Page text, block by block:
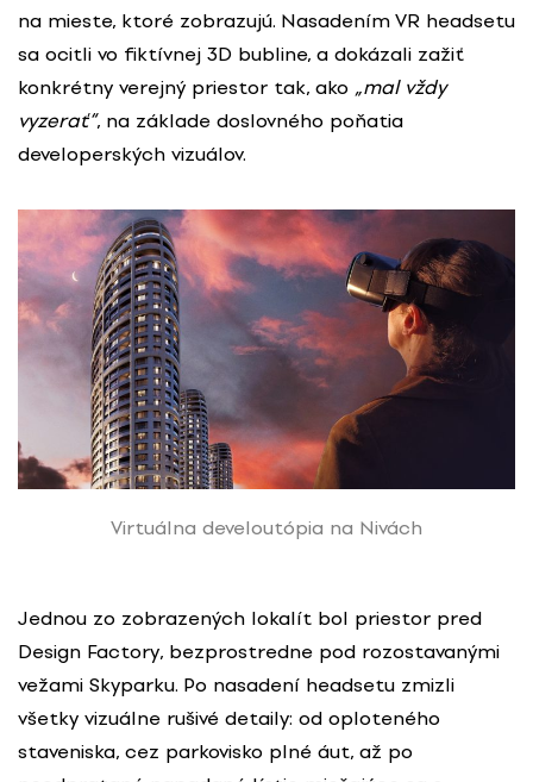
na mieste, ktoré zobrazujú. Nasadením VR headsetu
sa ocitli vo fiktívnej 3D bubline, a dokázali zažiť
konkrétny verejný priestor tak, ako „mal vždy
vyzerať“, na základe doslovného poňatia
developerských vizuálov.
Virtuálna develoutópia na Nivách
Jednou zo zobrazených lokalít bol priestor pred
Design Factory, bezprostredne pod rozostavanými
vežami Skyparku. Po nasadení headsetu zmizli
všetky vizuálne rušivé detaily: od oploteného
staveniska, cez parkovisko plné áut, až po